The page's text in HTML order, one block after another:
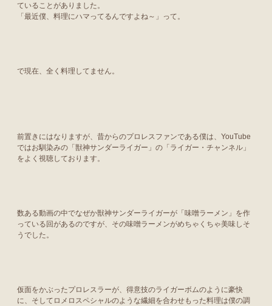
ていることがありました。
「最近僕、料理にハマってるんですよね～」って。
で現在、全く料理してません。
前置きにはなりますが、昔からのプロレスファンである僕は、YouTube
ではお馴染みの「獣神サンダーライガー」の「ライガー・チャンネル」
をよく視聴しております。
数ある動画の中でなぜか獣神サンダーライガーが「味噌ラーメン」を作
っている回があるのですが、その味噌ラーメンがめちゃくちゃ美味しそ
うでした。
仮面をかぶったプロレスラーが、得意技のライガーボムのように豪快
に、そしてロメロスペシャルのような繊細を合わせもった料理は僕の調